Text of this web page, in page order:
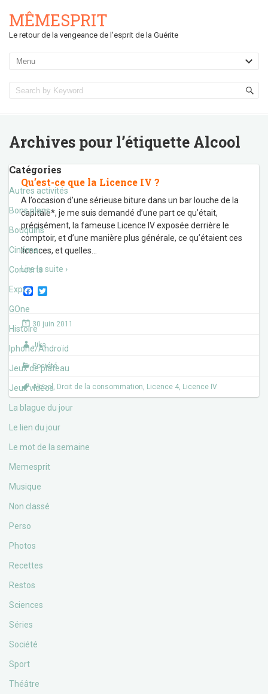
MÊMESPRIT
Le retour de la vengeance de l'esprit de la Guérite
Archives pour l’étiquette Alcool
Catégories
Autres activités
Bons plans
Bouquins
Cinéma
Concerts
Expos
GOne
Histoire
Iphone/Androïd
Jeux de plateau
Jeux vidéos
La blague du jour
Le lien du jour
Le mot de la semaine
Memesprit
Musique
Non classé
Perso
Photos
Recettes
Restos
Sciences
Séries
Société
Sport
Théâtre
Qu’est-ce que la Licence IV ?
A l’occasion d’une sérieuse biture dans un bar louche de la
capitale*, je me suis demandé d’une part ce qu’était,
précisément, la fameuse Licence IV exposée derrière le
comptoir, et d’une manière plus générale, ce qu’étaient ces
licences, et quelles
Lire la suite ›
F
e
b
o
t
t
r
30 juin 2011
Jika
Société
Alcool, Droit de la consommation, Licence 4, Licence IV